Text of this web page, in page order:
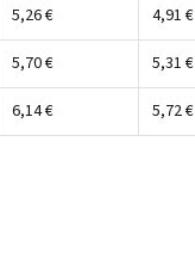
5,26 € 4,91 €
5,70 € 5,31 €
6,14 € 5,72 €